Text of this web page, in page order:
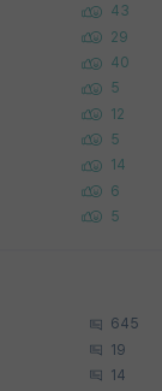
43
29
40
5
12
5
14
6
5
645
19
14